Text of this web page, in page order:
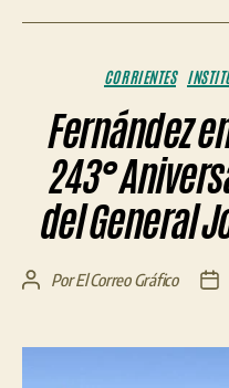
CORRIENTES
Fernández
243°
del General
AutorPorEl Correo Gráfico